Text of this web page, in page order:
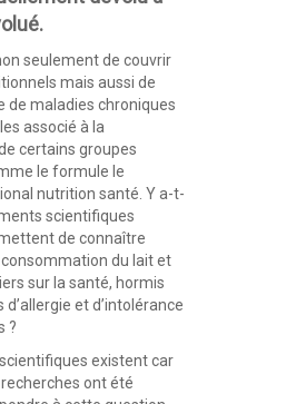
seulement de couvrir
mais aussi de
de maladies chroniques
associé à la
certains groupes
le formule le
nutrition santé. Y a-t-
scientifiques
de connaître
consommation du lait et
sur la santé, hormis
d’allergie et d’intolérance
?
existent car
ont été